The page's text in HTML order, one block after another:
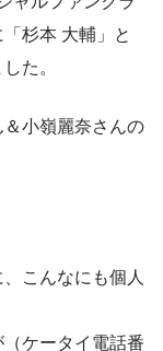
杉本 大輔」と
た。
小嶺麗奈さんの
こんなにも個人
ケータイ電話番